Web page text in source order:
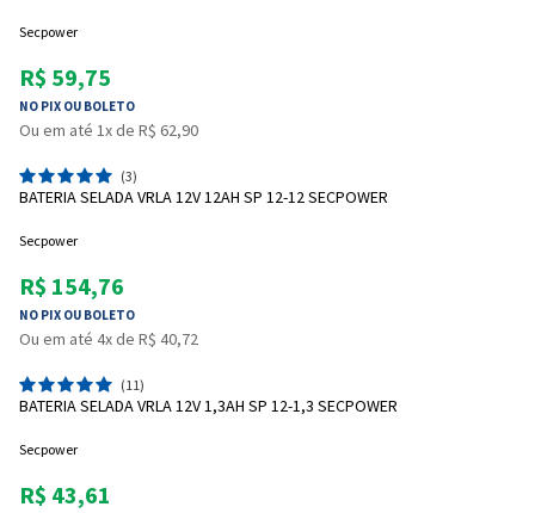
Secpower
R$ 59,75
NO PIX OU BOLETO
Ou em até 1x de R$ 62,90
(3)
BATERIA SELADA VRLA 12V 12AH SP 12-12 SECPOWER
Secpower
R$ 154,76
NO PIX OU BOLETO
Ou em até 4x de R$ 40,72
(11)
BATERIA SELADA VRLA 12V 1,3AH SP 12-1,3 SECPOWER
Secpower
R$ 43,61